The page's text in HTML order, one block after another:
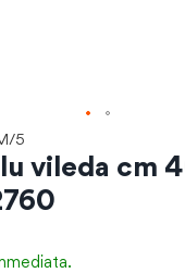
5
vileda cm